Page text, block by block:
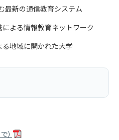
新の通信教育システム
よる情報教育ネットワーク
地域に開かれた大学
）